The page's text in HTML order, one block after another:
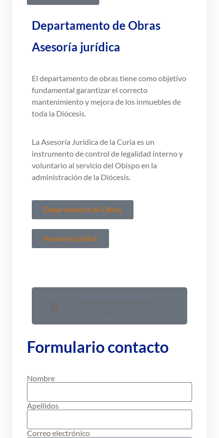
Departamento de Obras
Asesoría jurídica
El departamento de obras tiene como objetivo
fundamental garantizar el correcto
mantenimiento y mejora de los inmuebles de
toda la Diócesis.
La Asesoría Jurídica de la Curia es un
instrumento de control de legalidad interno y
voluntario al servicio del Obispo en la
administración de la Diócesis.
Departamento de Obras
Asesoría jurídica
Formulario contacto
Nombre
Apellidos
Correo electrónico